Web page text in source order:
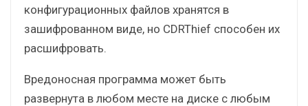
конфигурационных файлов хранятся в
зашифрованном виде, но CDRThief способен их
расшифровать.
Вредоносная программа может быть
развернута в любом месте на диске c любым